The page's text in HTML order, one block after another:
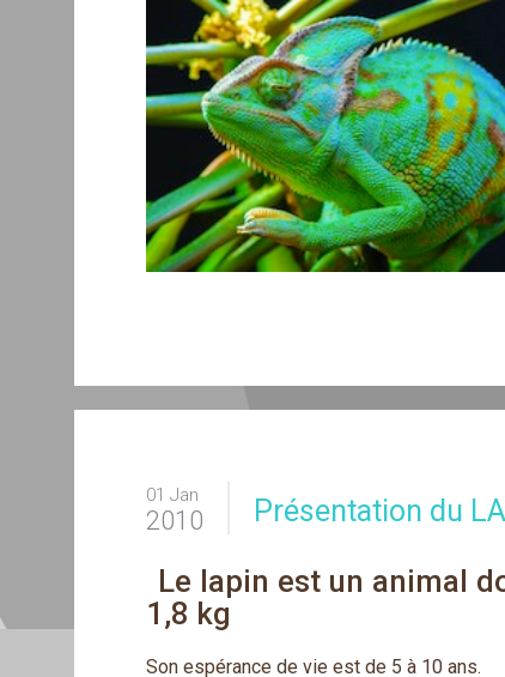
01 Jan
2010 Présentation du
Le lapin est un animal
1,8 kg
Son espérance de vie est de 5 à 10 ans.